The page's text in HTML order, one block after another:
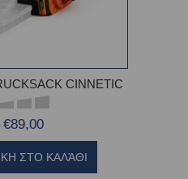
CINNETIC
€89,00